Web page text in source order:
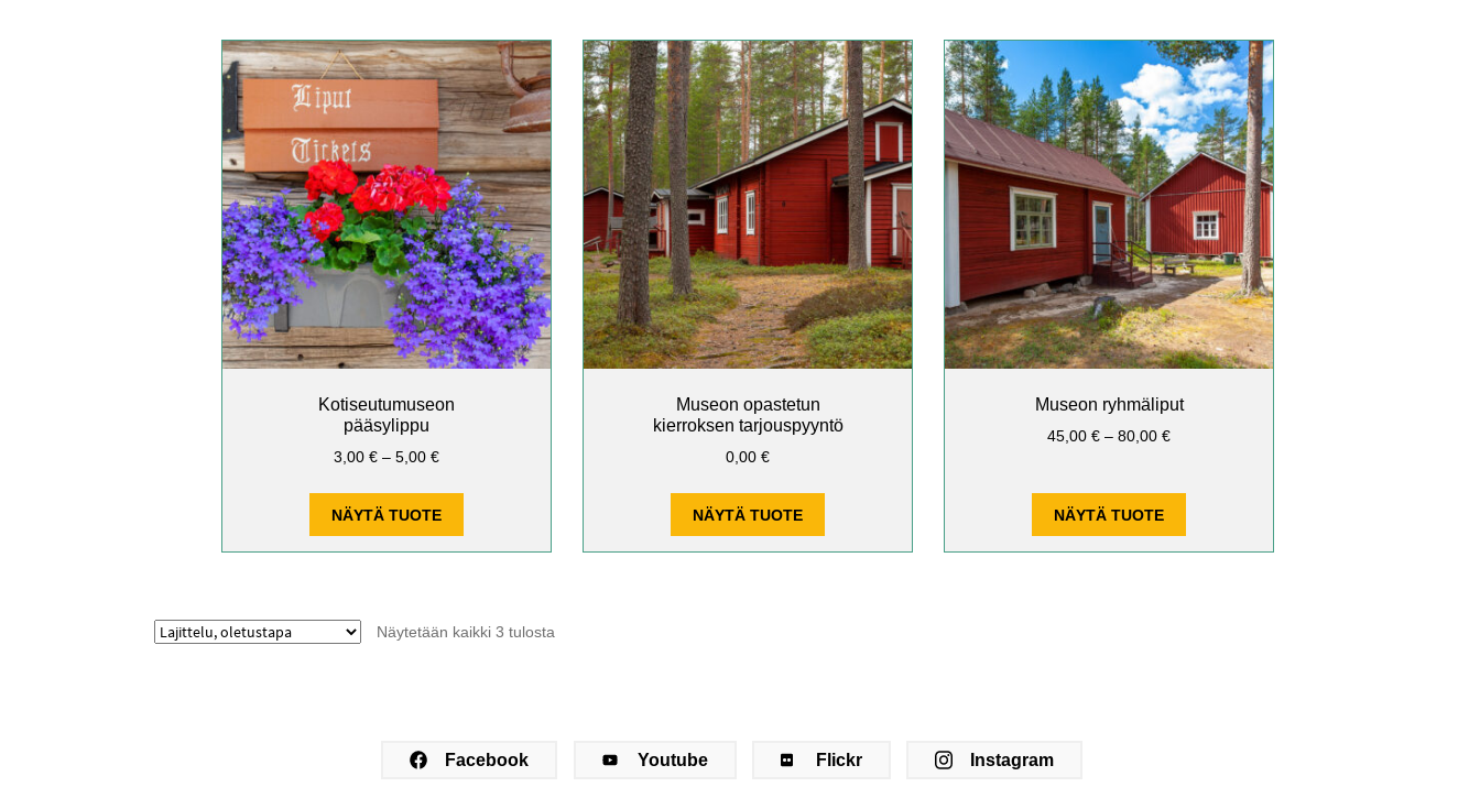
Kotiseutumuseon
pääsylippu
3,00 € – 5,00 €Hintaluokka:
NÄYTÄ TUOTE
Tällä
tuotteella
on
useampi
muunnelma.
Voit
tehdä
valinnat
tuotteen
sivulla.
Museon opastetun
kierroksen tarjouspyyntö
0,00 €
NÄYTÄ TUOTE
Museon ryhmäliput
45,00 € – 80,00 €Hintaluokka:
NÄYTÄ TUOTE
Tällä
tuotteella
on
useampi
muunnelma.
Voit
tehdä
tuotteen
sivulla.
Näytetään kaikki 3 tulosta
Facebook Youtube Flickr Instagram